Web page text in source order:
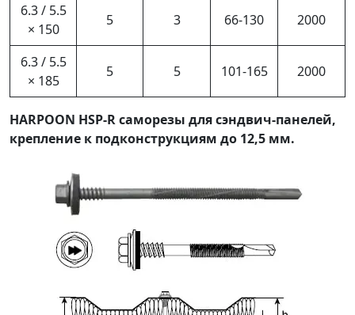
6.3 / 5.5
× 150
5 3 66-130 2000
6.3 / 5.5
× 185
5 5 101-165 2000
HARPOON HSP-R саморезы для сэндвич-панелей,
крепление к подконструкциям до 12,5 мм.